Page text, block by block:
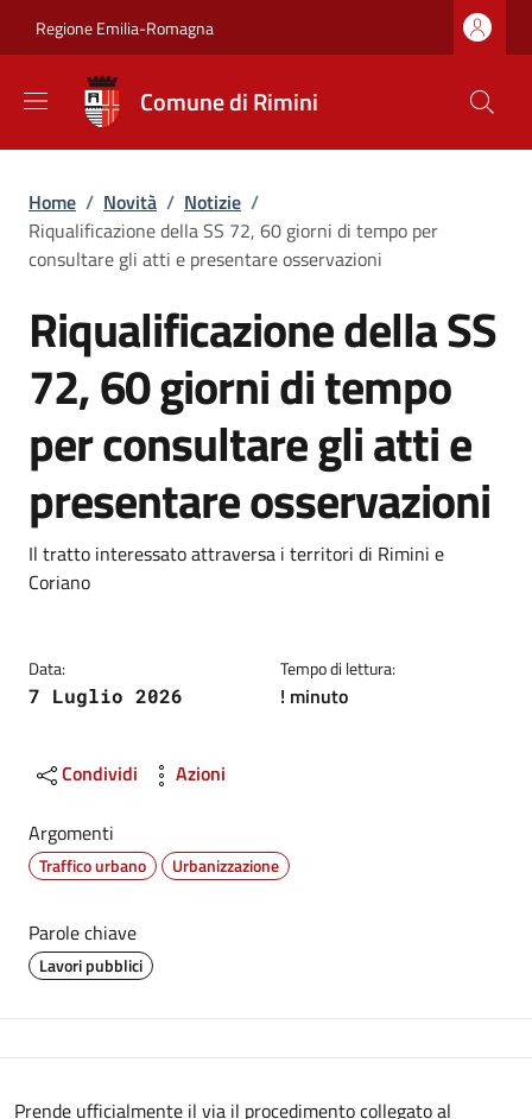
Regione Emilia-Romagna
Comune di Rimini
Briciole di pane
Home / Novità / Notizie /
Riqualificazione della SS 72, 60 giorni di tempo per
consultare gli atti e presentare osservazioni
Riqualificazione della SS
72, 60 giorni di tempo
per consultare gli atti e
presentare osservazioni
Dettagli
Descrizione breve
Il tratto interessato attraversa i territori di Rimini e
Coriano
Data:
7 Luglio 2026
Tempo di lettura:
! minuto
Condividi Azioni
Argomenti
Traffico urbano Urbanizzazione
Parole chiave
Lavori pubblici
Prende ufficialmente il via il procedimento collegato al